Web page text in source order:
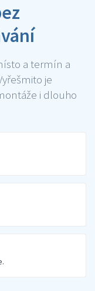
a termín a
je
i dlouho